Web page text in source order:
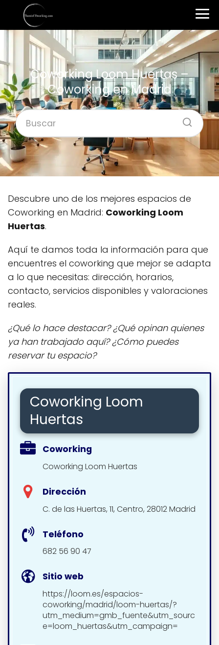
Coworking Loom Huertas –
Coworking en Madrid
Descubre uno de los mejores espacios de
Coworking en Madrid: Coworking Loom
Huertas.
Aquí te damos toda la información para que
encuentres el coworking que mejor se adapta
a lo que necesitas: dirección, horarios,
contacto, servicios disponibles y valoraciones
reales.
¿Qué lo hace destacar? ¿Qué opinan quienes
ya han trabajado aquí? ¿Cómo puedes
reservar tu espacio?
Coworking Loom
Huertas
Coworking
Coworking Loom Huertas
Dirección
C. de las Huertas, 11, Centro, 28012 Madrid
Teléfono
682 56 90 47
Sitio web
https://loom.es/espacios-
coworking/madrid/loom-huertas/?
utm_medium=gmb_fuente&utm_sourc
e=loom_huertas&utm_campaign=